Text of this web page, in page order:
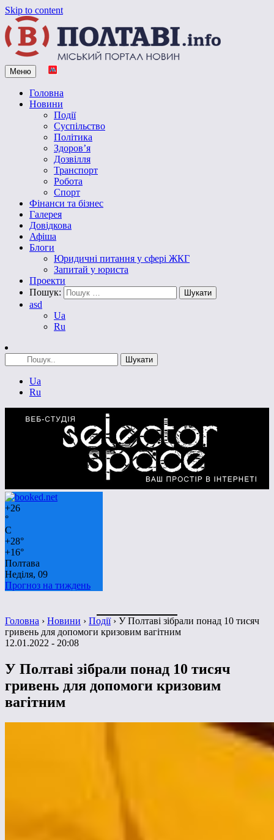
Skip to content
Vpoltave.info
Полтавський портал новин
Меню
Головна
Новини
Події
Суспільство
Політика
Здоров’я
Дозвілля
Транспорт
Робота
Спорт
Фінанси та бізнес
Галерея
Довідкова
Афіша
Блоги
Юридичні питання у сфері ЖКГ
Запитай у юриста
Проекти
Пошук:
asd
Ua
Ru
Ua
Ru
+26
°
C
+28°
+16°
Полтава
Неділя, 09
Прогноз на тиждень
Головна › Новини › Події› У Полтаві зібрали понад 10 тисяч
гривень для допомоги кризовим вагітним
12.01.2022 - 20:08
У Полтаві зібрали понад 10 тисяч
гривень для допомоги кризовим
вагітним